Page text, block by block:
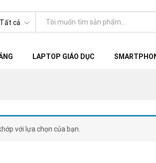
Tất cả
LAPTOP GIÁO DỤC
với lựa chọn của bạn.